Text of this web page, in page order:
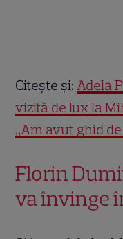
Citește și: Adela
vizită de lux la
„Am avut ghid
Florin
va învinge